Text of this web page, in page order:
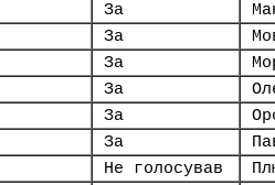
За
За
За
За
За
За
Не голосував